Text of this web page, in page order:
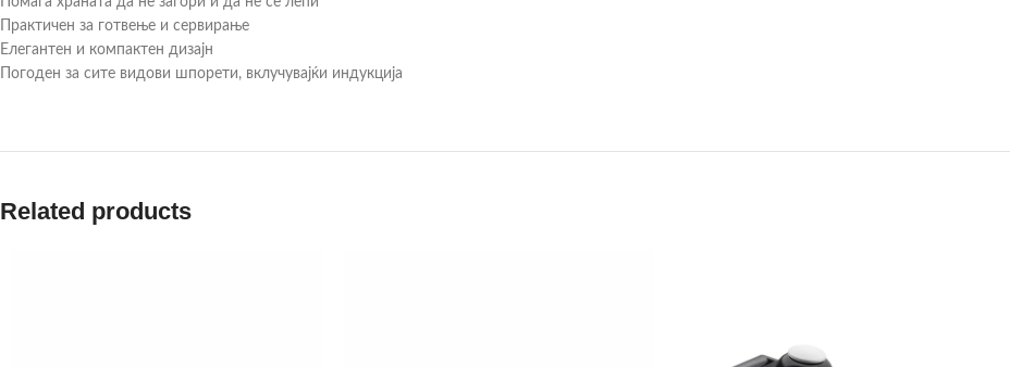
Практичен за готвење и сервирање
Елегантен и компактен дизајн
Погоден за сите видови шпорети, вклучувајќи индукција
Related products